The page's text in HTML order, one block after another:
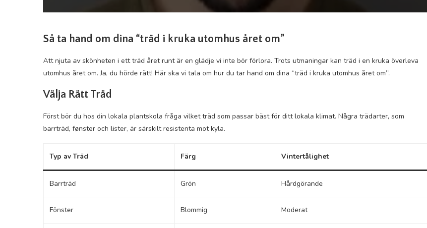
Så ta hand om dina “träd i kruka utomhus året om”
Att njuta av skönheten i ett träd året runt är en glädje vi inte bör förlora. Trots utmaningar kan träd i en kruka överleva
utomhus året om. Ja, du hörde rätt! Här ska vi tala om hur du tar hand om dina “träd i kruka utomhus året om”.
Välja Rätt Träd
Först bör du hos din lokala plantskola fråga vilket träd som passar bäst för ditt lokala klimat. Några trädarter, som
barrträd, fønster och lister, är särskilt resistenta mot kyla.
Typ av Träd Färg Vintertålighet
Barrträd Grön Hårdgörande
Fönster Blommig Moderat